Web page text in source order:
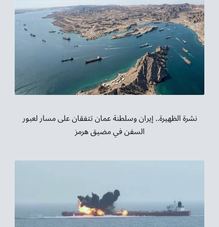
نشرة الظهيرة.. إيران وسلطنة عمان تتفقان على مسار لعبور
السفن في مضيق هرمز